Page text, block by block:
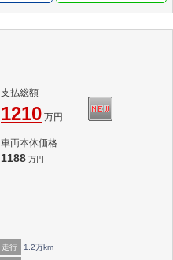
支払総額
1210 万円
車両本体価格
1188 万円
走行 1.2万km